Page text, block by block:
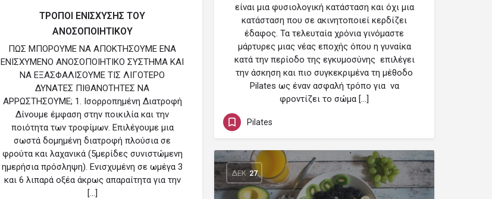
είναι μια φυσιολογική κατάσταση και όχι μια
κατάσταση που σε ακινητοποιεί κερδίζει
έδαφος. Τα τελευταία χρόνια γινόμαστε
μάρτυρες μιας νέας εποχής όπου η γυναίκα
κατά την περίοδο της εγκυμοσύνης επιλέγει
την άσκηση και πιο συγκεκριμένα τη μέθοδο
Pilates ως έναν ασφαλή τρόπο για να
φροντίζει το σώμα […]
Pilates
ΤΡΟΠΟΙ ΕΝΙΣΧΥΣΗΣ ΤΟΥ
ΑΝΟΣΟΠΟΙΗΤΙΚΟΥ
ΠΩΣ ΜΠΟΡΟΥΜΕ ΝΑ ΑΠΟΚΤΗΣΟΥΜΕ ΕΝΑ
ΕΝΙΣΧΥΜΕΝΟ ΑΝΟΣΟΠΟΙΗΤΙΚΟ ΣΥΣΤΗΜΑ ΚΑΙ
ΝΑ ΕΞΑΣΦΑΛΙΣΟΥΜΕ ΤΙΣ ΛΙΓΟΤΕΡΟ
ΔΥΝΑΤΕΣ ΠΙΘΑΝΟΤΗΤΕΣ ΝΑ
ΑΡΡΩΣΤΗΣΟΥΜΕ; 1. Ισορροπημένη Διατροφή
Δίνουμε έμφαση στην ποικιλία και την
ποιότητα των τροφίμων. Επιλέγουμε μια
σωστά δομημένη διατροφή πλούσια σε
φρούτα και λαχανικά (5μερίδες συνιστώμενη
ημερήσια πρόσληψη). Ενισχυμένη σε ωμέγα 3
και 6 λιπαρά οξέα άκρως απαραίτητα για την
[…]
ΔΕΚ 27